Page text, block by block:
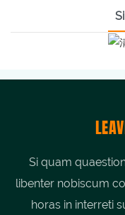
Si quam
libenter nobiscum
horas in interreti